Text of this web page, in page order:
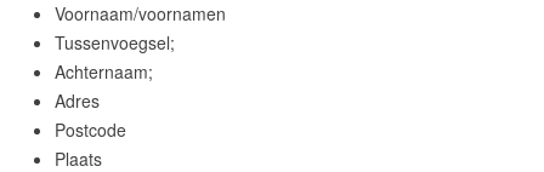
Voornaam/voornamen
Tussenvoegsel;
Achternaam;
Adres
Postcode
Plaats